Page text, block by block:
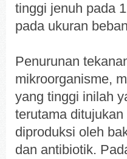
tinggi jenuh pada
pada ukuran
Penurunan
mikroorganisme,
yang tinggi inilah
terutama
diproduksi oleh
dan antibiotik.